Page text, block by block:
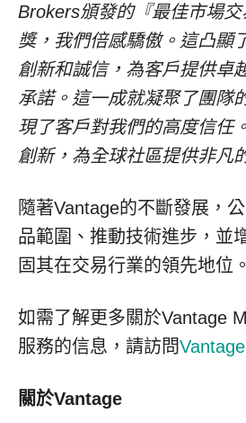
Brokers頒發的『最佳市場交
獎，我們倍感驕傲。這凸顯
創新和誠信，為客戶提供卓
承諾。這一成就凝聚了團隊
現了客戶對我們的高度信任
創新，為全球社區提供非凡
隨著Vantage的不斷發展，
品範圍、推動技術進步，並
固其在交易行業的領先地位。
如需了解更多關於Vantage
服務的信息，請訪問
關於Vantage